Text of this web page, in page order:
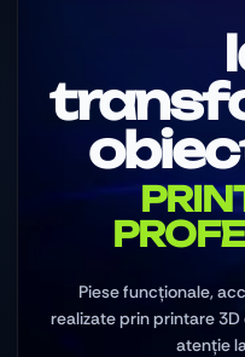
Piese funcționale,
realizate prin printare
atenție